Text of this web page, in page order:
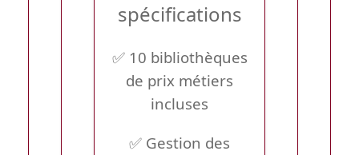
spécifications
✅ 10 bibliothèques
de prix métiers
incluses
✅ Gestion des